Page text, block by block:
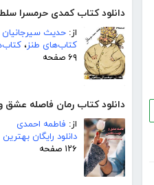
دانلود کتاب کمدی حرمسرا
از: حدیث سیرجانیان
کتاب‌های طنز،
۶۹ صفحه
دانلود کتاب رمان فاصله
از: فاطمه احمدی
دانلود رایگان
۱۲۶ صفحه